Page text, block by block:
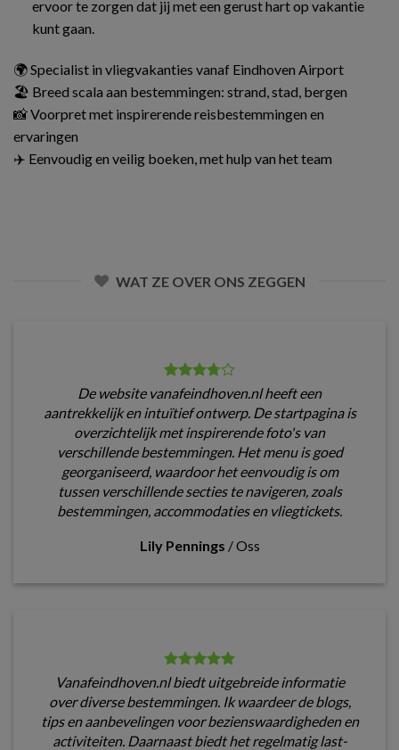
ervoor te zorgen dat jij met een gerust hart op vakantie
kunt gaan.
🌍 Specialist in vliegvakanties vanaf Eindhoven Airport
🏖️ Breed scala aan bestemmingen: strand, stad, bergen
📸 Voorpret met inspirerende reisbestemmingen en
ervaringen
✈️ Eenvoudig en veilig boeken, met hulp van het team
WAT ZE OVER ONS ZEGGEN
De website vanafeindhoven.nl heeft een
aantrekkelijk en intuïtief ontwerp. De startpagina is
overzichtelijk met inspirerende foto's van
verschillende bestemmingen. Het menu is goed
georganiseerd, waardoor het eenvoudig is om
tussen verschillende secties te navigeren, zoals
bestemmingen, accommodaties en vliegtickets.
Lily Pennings /Oss
Vanafeindhoven.nl biedt uitgebreide informatie
over diverse bestemmingen. Ik waardeer de blogs,
tips en aanbevelingen voor bezienswaardigheden en
activiteiten. Daarnaast biedt het regelmatig last-